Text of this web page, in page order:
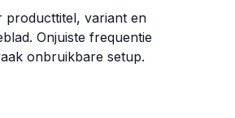
producttitel, variant en
Onjuiste frequentie
onbruikbare setup.